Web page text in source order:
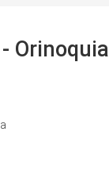
Orinoquia